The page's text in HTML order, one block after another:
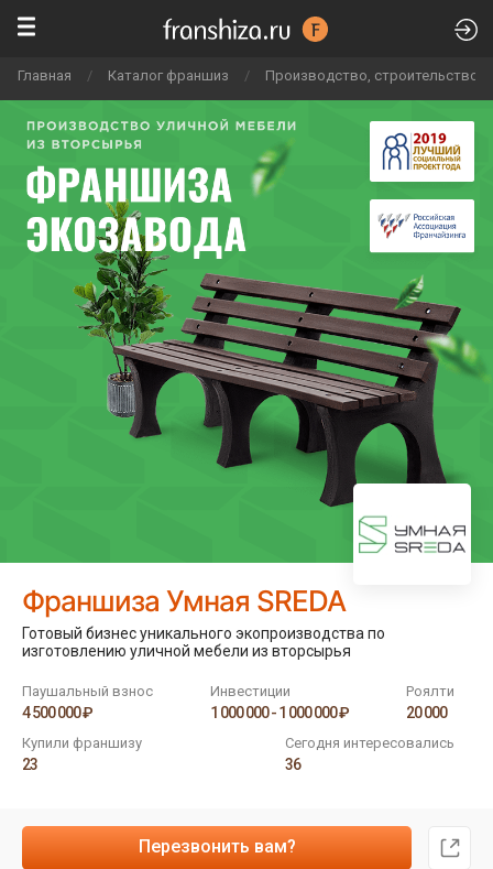
Главная / Каталог франшиз / Производство, строительство
Франшиза Умная SREDA
Готовый бизнес уникального экопроизводства по
изготовлению уличной мебели из вторсырья
Паушальный взнос
4 500 000 ₽
Инвестиции
1 000 000 - 1 000 000 ₽
Роялти
20 000
Купили франшизу
23
Сегодня интересовались
36
Перезвонить вам?